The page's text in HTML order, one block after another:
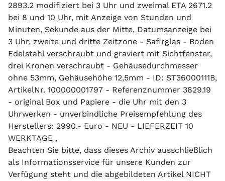
2893.2 modifiziert bei 3 Uhr und zweimal ETA 2671.2
bei 8 und 10 Uhr, mit Anzeige von Stunden und
Minuten, Sekunde aus der Mitte, Datumsanzeige bei
3 Uhr, zweite und dritte Zeitzone - Safirglas - Boden
Edelstahl verschraubt und graviert mit Sichtfenster,
drei Kronen verschraubt - Gehäusedurchmesser
ohne 53mm, Gehäusehöhe 12,5mm - ID: ST36000111B,
ArtikelNr. 100000001797 - Referenznummer 3829.19
- original Box und Papiere - die Uhr mit den 3
Uhrwerken - unverbindliche Preisempfehlung des
Herstellers: 2990.- Euro - NEU - LIEFERZEIT 10
WERKTAGE ,
Beachten Sie bitte, dass dieses Archiv ausschließlich
als Informationsservice für unsere Kunden zur
Verfügung steht und die abgebildeten Artikel NICHT